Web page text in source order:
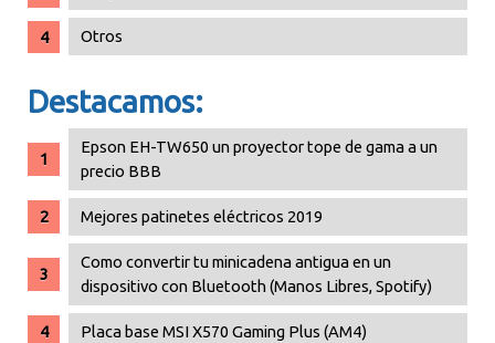
Otros
Destacamos:
Epson EH-TW650 un proyector tope de gama a un
precio BBB
Mejores patinetes eléctricos 2019
Como convertir tu minicadena antigua en un
dispositivo con Bluetooth (Manos Libres, Spotify)
Placa base MSI X570 Gaming Plus (AM4)